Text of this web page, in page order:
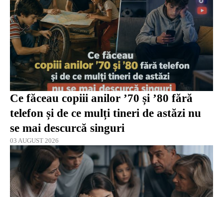
Ce făceau copiii anilor ’70 și ’80 fără
telefon și de ce mulți tineri de astăzi nu
se mai descurcă singuri
03 AUGUST 2026